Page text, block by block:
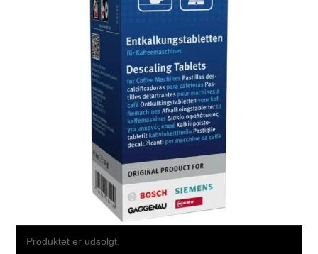
Produktet er udsolgt.